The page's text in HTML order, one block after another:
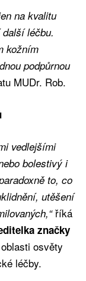
na kvalitu
léčbu.
kožním
podpůrnou
MUDr. Rob.
vedlejšími
bolestivý i
to, co
utěšení
říká
značky
osvěty
léčby.